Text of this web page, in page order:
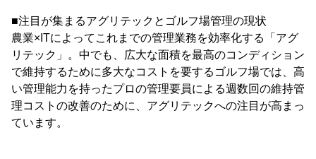
■注目が集まるアグリテックとゴルフ場管理の現状
農業×ITによってこれまでの管理業務を効率化する「アグ
リテック」。中でも、広大な面積を最高のコンディション
で維持するために多大なコストを要するゴルフ場では、高
い管理能力を持ったプロの管理要員による週数回の維持管
理コストの改善のために、アグリテックへの注目が高まっ
ています。